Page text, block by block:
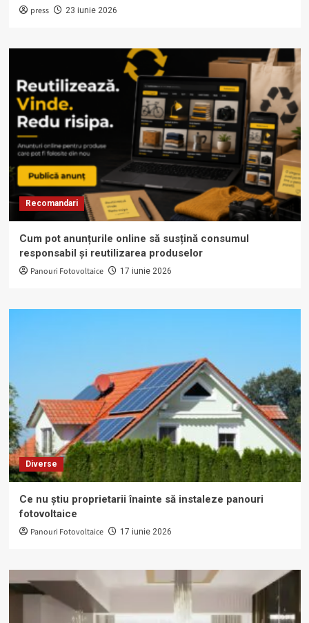
press 23 iunie 2026
Recomandari
Cum pot anunțurile online să susțină consumul
responsabil și reutilizarea produselor
Panouri Fotovoltaice 17 iunie 2026
Diverse
Ce nu știu proprietarii înainte să instaleze panouri
fotovoltaice
Panouri Fotovoltaice 17 iunie 2026